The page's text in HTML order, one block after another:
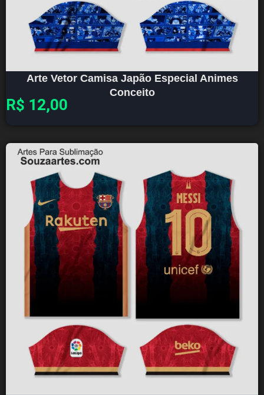
Arte Vetor Camisa Japão Especial Animes
Conceito
R$ 12,00